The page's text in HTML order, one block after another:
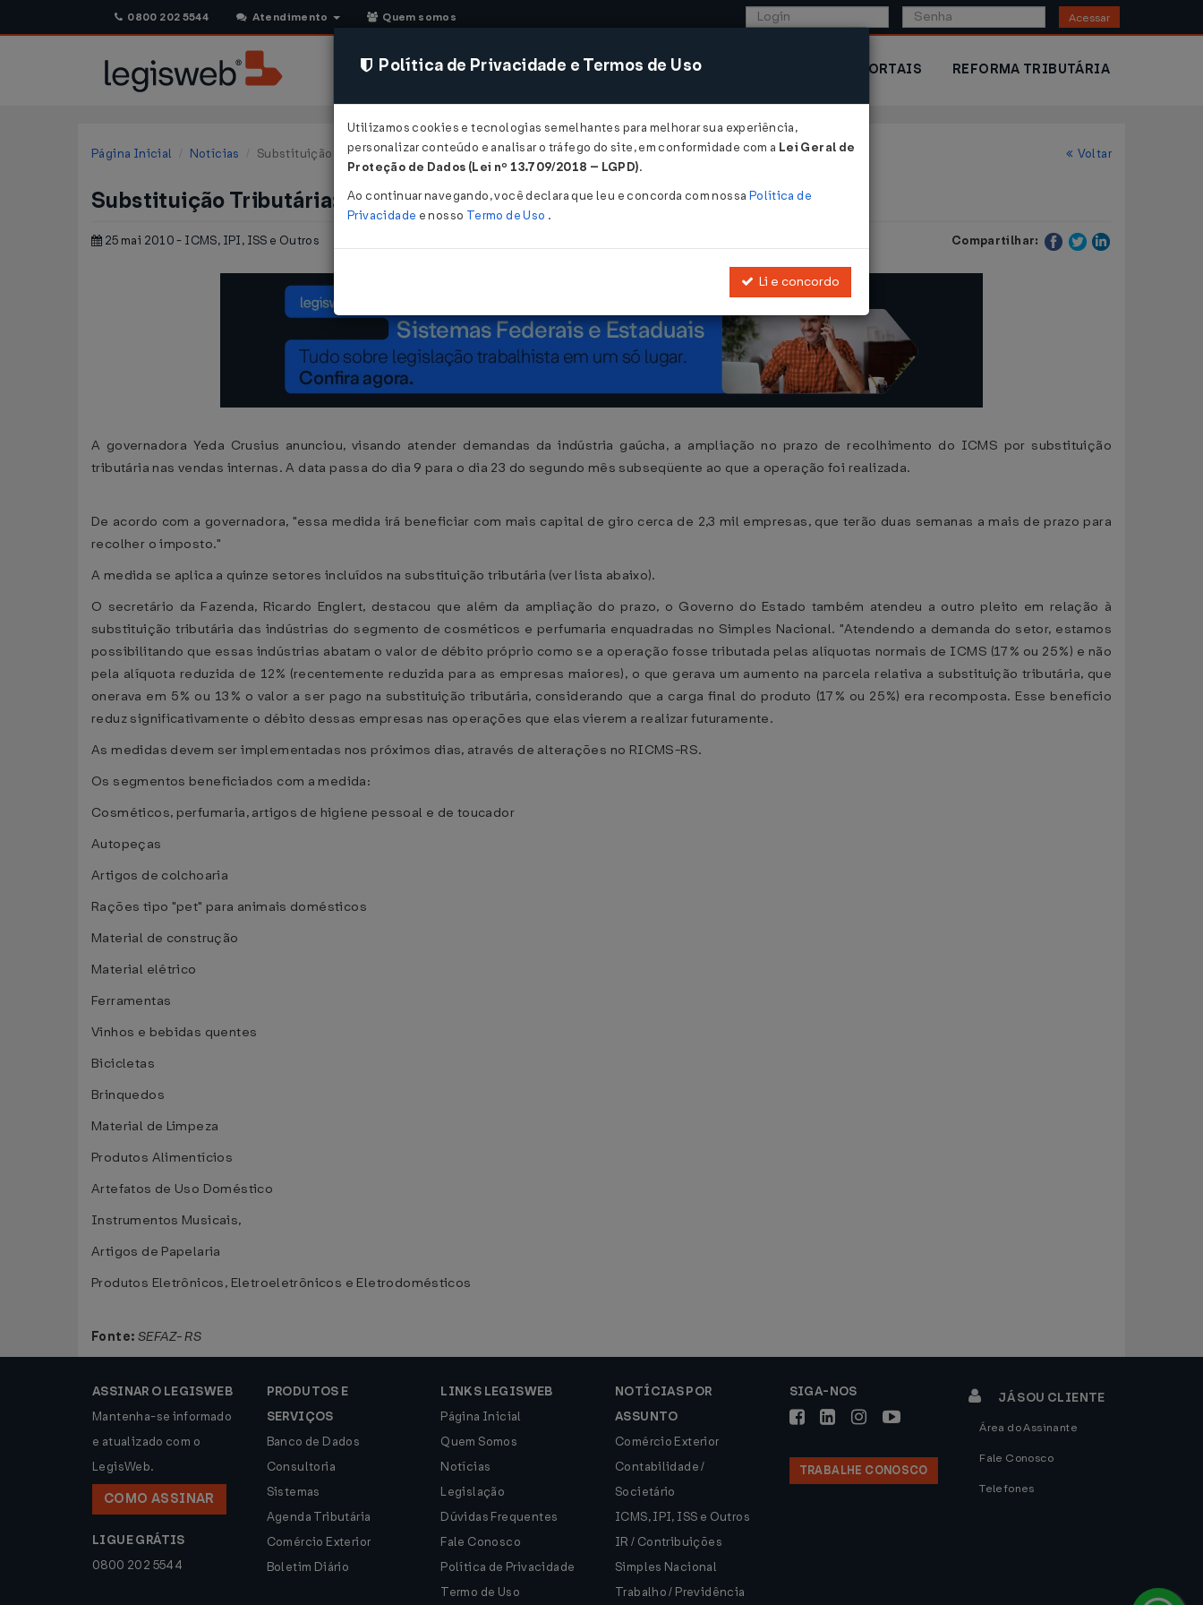
0800 202 5544 Atendimento Quem somos Acessar
CONSULTORIA SISTEMAS COMÉRCIO EXTERIOR PORTAIS REFORMA TRIBUTÁRIA
Página Inicial Notícias Substituição Tributária: Governo amplia prazo para pagamento ... Voltar
Substituição Tributária: Governo amplia prazo para pagamento
25 mai 2010 - ICMS, IPI, ISS e Outros Compartilhar:
A governadora Yeda Crusius anunciou, visando atender demandas da indústria gaúcha, a ampliação no prazo de recolhimento do ICMS por substituição
tributária nas vendas internas. A data passa do dia 9 para o dia 23 do segundo mês subseqüente ao que a operação foi realizada.
De acordo com a governadora, "essa medida irá beneficiar com mais capital de giro cerca de 2,3 mil empresas, que terão duas semanas a mais de prazo para
recolher o imposto."
A medida se aplica a quinze setores incluídos na substituição tributária (ver lista abaixo).
O secretário da Fazenda, Ricardo Englert, destacou que além da ampliação do prazo, o Governo do Estado também atendeu a outro pleito em relação à
substituição tributária das indústrias do segmento de cosméticos e perfumaria enquadradas no Simples Nacional. "Atendendo a demanda do setor, estamos
possibilitando que essas indústrias abatam o valor de débito próprio como se a operação fosse tributada pelas alíquotas normais de ICMS (17% ou 25%) e não
pela alíquota reduzida de 12% (recentemente reduzida para as empresas maiores), o que gerava um aumento na parcela relativa a substituição tributária, que
onerava em 5% ou 13% o valor a ser pago na substituição tributária, considerando que a carga final do produto (17% ou 25%) era recomposta. Esse benefício
reduz significativamente o débito dessas empresas nas operações que elas vierem a realizar futuramente.
As medidas devem ser implementadas nos próximos dias, através de alterações no RICMS-RS.
Os segmentos beneficiados com a medida:
Cosméticos, perfumaria, artigos de higiene pessoal e de toucador
Autopeças
Artigos de colchoaria
Rações tipo "pet" para animais domésticos
Material de construção
Material elétrico
Ferramentas
Vinhos e bebidas quentes
Bicicletas
Brinquedos
Material de Limpeza
Produtos Alimentícios
Artefatos de Uso Doméstico
Instrumentos Musicais,
Artigos de Papelaria
Produtos Eletrônicos, Eletroeletrônicos e Eletrodomésticos
Fonte: SEFAZ- RS
ASSINAR O LEGISWEB
Mantenha-se informado
e atualizado com o
LegisWeb.
COMO ASSINAR
LIGUE GRÁTIS
0800 202 5544
PRODUTOS E
SERVIÇOS
Banco de Dados
Consultoria
Sistemas
Agenda Tributária
Comércio Exterior
Boletim Diário
LINKS LEGISWEB
Página Inicial
Quem Somos
Notícias
Legislação
Dúvidas Frequentes
Fale Conosco
Política de Privacidade
Termo de Uso
NOTÍCIAS POR
ASSUNTO
Comércio Exterior
Contabilidade /
Societário
ICMS, IPI, ISS e Outros
IR / Contribuições
Simples Nacional
Trabalho / Previdência
SIGA-NOS
TRABALHE CONOSCO
JÁ SOU CLIENTE
Área do Assinante
Fale Conosco
Telefones
Política de Privacidade e Termos de Uso
Utilizamos cookies e tecnologias semelhantes para melhorar sua experiência,
personalizar conteúdo e analisar o tráfego do site, em conformidade com a Lei Geral de
Proteção de Dados (Lei nº 13.709/2018 – LGPD).
Ao continuar navegando, você declara que leu e concorda com nossa Política de
Privacidade e nosso Termo de Uso .
Li e concordo